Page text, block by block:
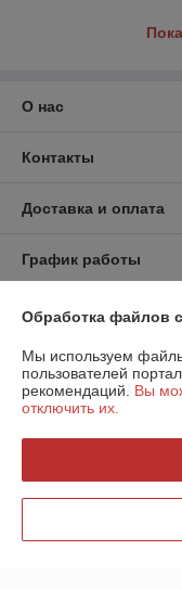
О нас
Контакты
Доставка и оплата
График работы
Полная версия сайта
Политика
Сайт создан на
Обработка файлов
Мы используем
пользователей
рекомендаций. Вы
отключить их.